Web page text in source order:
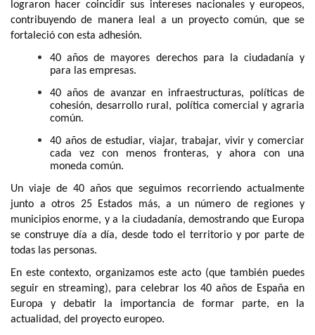
lograron hacer coincidir sus intereses nacionales y europeos,
contribuyendo de manera leal a un proyecto común, que se
fortaleció con esta adhesión.
40 años de mayores derechos para la ciudadanía y
para las empresas.
40 años de avanzar en infraestructuras, políticas de
cohesión, desarrollo rural, política comercial y agraria
común.
40 años de estudiar, viajar, trabajar, vivir y comerciar
cada vez con menos fronteras, y ahora con una
moneda común.
Un viaje de 40 años que seguimos recorriendo actualmente
junto a otros 25 Estados más, a un número de regiones y
municipios enorme, y a la ciudadanía, demostrando que Europa
se construye día a día, desde todo el territorio y por parte de
todas las personas.
En este contexto, organizamos este acto (que también puedes
seguir en streaming), para celebrar los 40 años de España en
Europa y debatir la importancia de formar parte, en la
actualidad, del proyecto europeo.